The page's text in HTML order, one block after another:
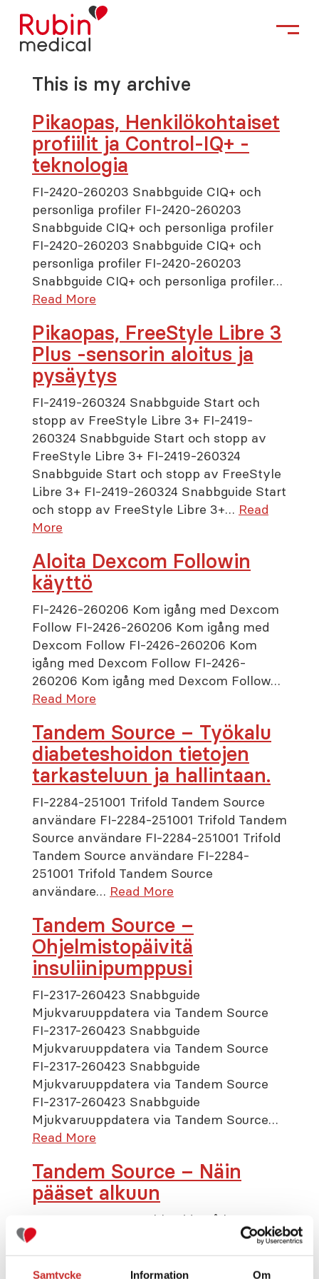
Samtycke Information Om
This is my archive
Pikaopas, Henkilökohtaiset
profiilit ja Control-IQ+ -
teknologia
FI-2420-260203 Snabbguide CIQ+ och
personliga profiler FI-2420-260203
Snabbguide CIQ+ och personliga profiler
FI-2420-260203 Snabbguide CIQ+ och
personliga profiler FI-2420-260203
Snabbguide CIQ+ och personliga profiler…
Read More
Pikaopas, FreeStyle Libre 3
Plus -sensorin aloitus ja
pysäytys
FI-2419-260324 Snabbguide Start och
stopp av FreeStyle Libre 3+ FI-2419-
260324 Snabbguide Start och stopp av
FreeStyle Libre 3+ FI-2419-260324
Snabbguide Start och stopp av FreeStyle
Libre 3+ FI-2419-260324 Snabbguide Start
och stopp av FreeStyle Libre 3+… Read
More
Aloita Dexcom Followin
käyttö
FI-2426-260206 Kom igång med Dexcom
Follow FI-2426-260206 Kom igång med
Dexcom Follow FI-2426-260206 Kom
igång med Dexcom Follow FI-2426-
260206 Kom igång med Dexcom Follow…
Read More
Tandem Source – Työkalu
diabeteshoidon tietojen
tarkasteluun ja hallintaan.
FI-2284-251001 Trifold Tandem Source
användare FI-2284-251001 Trifold Tandem
Source användare FI-2284-251001 Trifold
Tandem Source användare FI-2284-
251001 Trifold Tandem Source
användare… Read More
Tandem Source –
Ohjelmistopäivitä
insuliinipumppusi
FI-2317-260423 Snabbguide
Mjukvaruuppdatera via Tandem Source
FI-2317-260423 Snabbguide
Mjukvaruuppdatera via Tandem Source
FI-2317-260423 Snabbguide
Mjukvaruuppdatera via Tandem Source
FI-2317-260423 Snabbguide
Mjukvaruuppdatera via Tandem Source…
Read More
Tandem Source – Näin
pääset alkuun
FI-2316-251027 Snabbguide Så kommer
du igång_dig FI-2316-251027 Snabbguide
Så kommer du igång_dig FI-2316-251027
Snabbguide Så kommer du igång_dig FI-